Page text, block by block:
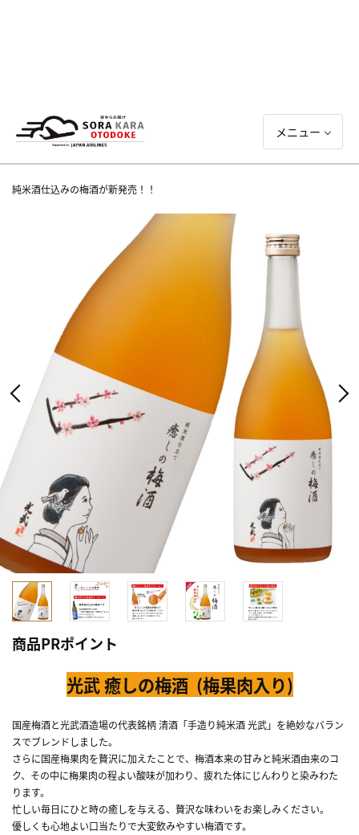
メニュー
純米酒仕込みの梅酒が新発売！！
商品PRポイント
光武 癒しの梅酒 (梅果肉入り)
国産梅酒と光武酒造場の代表銘柄 清酒「手造り純米酒 光武」を絶妙なバラン
スでブレンドしました。
さらに国産梅果肉を贅沢に加えたことで、梅酒本来の甘みと純米酒由来のコ
ク、その中に梅果肉の程よい酸味が加わり、疲れた体にじんわりと染みわた
ります。
忙しい毎日にひと時の癒しを与える、贅沢な味わいをお楽しみください。
優しくも心地よい口当たりで大変飲みやすい梅酒です。